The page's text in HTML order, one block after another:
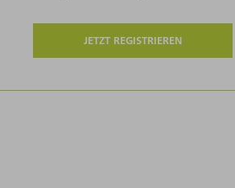
JETZT REGISTRIEREN